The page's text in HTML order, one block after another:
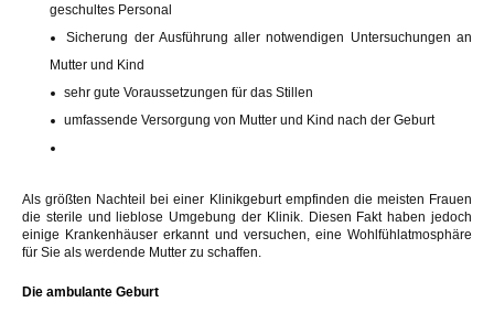
geschultes Personal
Sicherung der Ausführung aller notwendigen Untersuchungen an
Mutter und Kind
sehr gute Voraussetzungen für das Stillen
umfassende Versorgung von Mutter und Kind nach der Geburt
Als größten Nachteil bei einer Klinikgeburt empfinden die meisten Frauen
die sterile und lieblose Umgebung der Klinik. Diesen Fakt haben jedoch
einige Krankenhäuser erkannt und versuchen, eine Wohlfühlatmosphäre
für Sie als werdende Mutter zu schaffen.
Die ambulante Geburt